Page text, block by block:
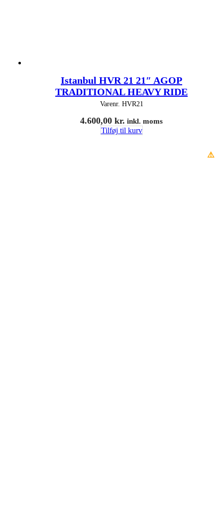
Istanbul HVR 21 21″ AGOP
TRADITIONAL HEAVY RIDE
Varenr. HVR21
4.600,00 kr. inkl. moms
Tilføj til kurv
⚠️